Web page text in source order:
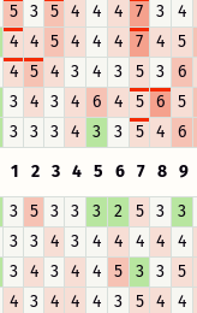
5 3 5 4 4 4 7 3
4
4 4 5 4 4 4 7 4
5
4 5 4 3 4 3 5 3
6
3 4 3 4 6 4 5 6
5
3 3 3 4 3 3 5 4
6
1 2 3 4 5 6 7 8 9
3 5 3 3 3 2 5 3
3
3 3 4 3 4 4 4 4
4
3 4 3 4 4 5 3 3
5
4 3 4 4 4 3 5 4
4